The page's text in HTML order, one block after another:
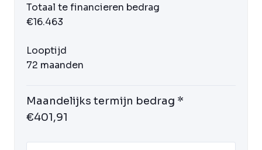
Totaal te financieren bedrag
€16.463
Looptijd
72 maanden
Maandelijks termijn bedrag *
€401,91